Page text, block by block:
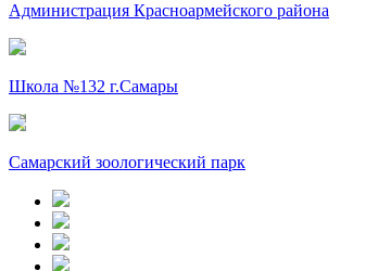
Администрация Красноармейского района
Школа №132 г.Самары
Самарский зоологический парк